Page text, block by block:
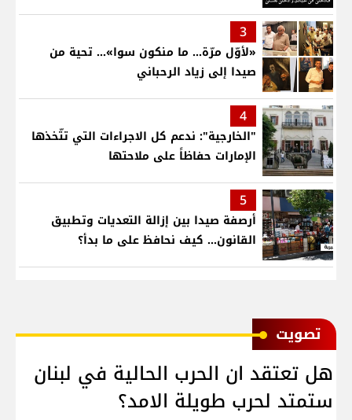
3
«لأوّل مرّة… ما منكون سوا»… تحية من
صيدا إلى زياد الرحباني
4
"الخارجية": ندعم كل الاجراءات التي تتّخذها
الإمارات حفاظاً على ملاحتها
5
أرصفة صيدا بين إزالة التعديات وتطبيق
القانون... كيف نحافظ على ما بدأ؟
ﺗﺼﻮﻳﺖ
هل تعتقد ان الحرب الحالية في لبنان
ستمتد لحرب طويلة الامد؟